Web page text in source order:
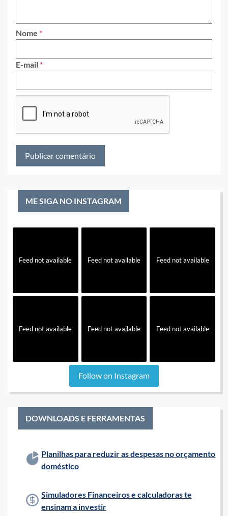
Nome *
E-mail *
ME SIGA NO INSTAGRAM
Feed not available Feed not available Feed not available
Feed not available Feed not available Feed not available
Follow on Instagram
DOWNLOADS E FERRAMENTAS
Planilhas para reduzir as despesas no orçamento
doméstico
Simuladores Financeiros e calculadoras te
ensinam a investir